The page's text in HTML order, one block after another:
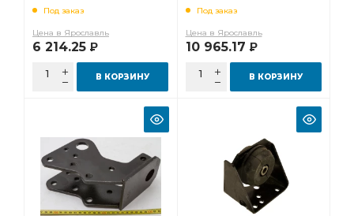
Под заказ
Цена в Ярославль
6 214.25 Р
В КОРЗИНУ
Под заказ
Цена в Ярославль
10 965.17 Р
В КОРЗИНУ